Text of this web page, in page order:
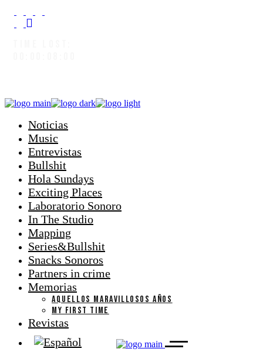
Noticias
Music
Entrevistas
Bullshit
Hola Sundays
Exciting Places
Laboratorio Sonoro
In The Studio
Mapping
Series&Bullshit
Snacks Sonoros
Partners in crime
Memorias
AQUELLOS MARAVILLOSOS AÑOS
MY FIRST TIME
Revistas